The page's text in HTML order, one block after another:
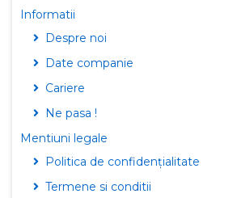
Informatii
Despre noi
Date companie
Cariere
Ne pasa !
Mentiuni legale
Politica de confidențialitate
Termene si conditii